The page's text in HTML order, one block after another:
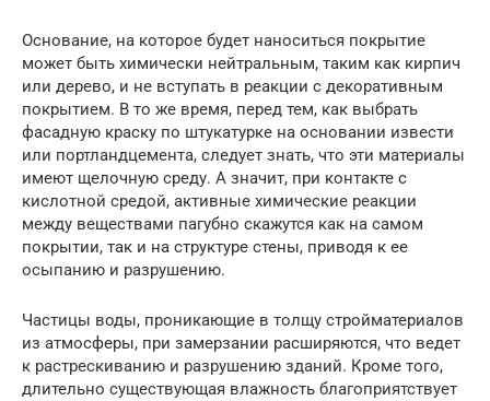
Основание, на которое будет наноситься покрытие
может быть химически нейтральным, таким как кирпич
или дерево, и не вступать в реакции с декоративным
покрытием. В то же время, перед тем, как выбрать
фасадную краску по штукатурке на основании извести
или портландцемента, следует знать, что эти материалы
имеют щелочную среду. А значит, при контакте с
кислотной средой, активные химические реакции
между веществами пагубно скажутся как на самом
покрытии, так и на структуре стены, приводя к ее
осыпанию и разрушению.
Частицы воды, проникающие в толщу стройматериалов
из атмосферы, при замерзании расширяются, что ведет
к растрескиванию и разрушению зданий. Кроме того,
длительно существующая влажность благоприятствует